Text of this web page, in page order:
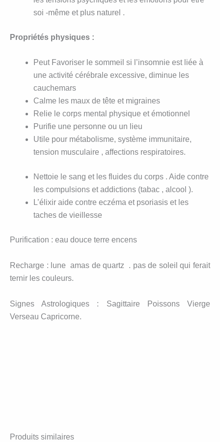
soi -même et plus naturel .
Propriétés physiques :
Peut Favoriser le sommeil si l’insomnie est liée à
une activité cérébrale excessive, diminue les
cauchemars
Calme les maux de tête et migraines
Relie le corps mental physique et émotionnel
Purifie une personne ou un lieu
Utile pour métabolisme, système immunitaire,
tension musculaire , affections respiratoires.
Nettoie le sang et les fluides du corps . Aide contre
les compulsions et addictions (tabac , alcool ).
L’élixir aide contre eczéma et psoriasis et les
taches de vieillesse
Purification : eau douce terre encens
Recharge : lune amas de quartz . pas de soleil qui ferait
ternir les couleurs.
Signes Astrologiques : Sagittaire Poissons Vierge
Verseau Capricorne.
Produits similaires